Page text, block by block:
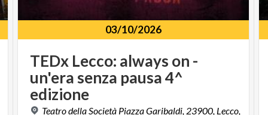
03/10/2026
TEDx Lecco: always on -
un'era senza pausa 4^
edizione
Teatro della Società Piazza Garibaldi, 23900, Lecco,